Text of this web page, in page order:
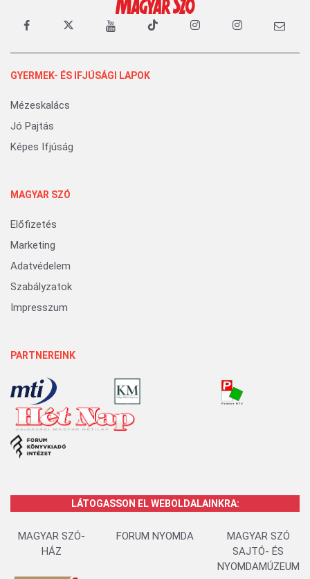
GYERMEK- ÉS IFJÚSÁGI LAPOK
Mézeskalács
Jó Pajtás
Képes Ifjúság
MAGYAR SZÓ
Előfizetés
Marketing
Adatvédelem
Szabályzatok
Impresszum
PARTNEREINK
LÁTOGASSON EL WEBOLDALAINKRA:
MAGYAR SZÓ-
HÁZ
FORUM NYOMDA
MAGYAR SZÓ
SAJTÓ- ÉS
NYOMDAMÚZEUM